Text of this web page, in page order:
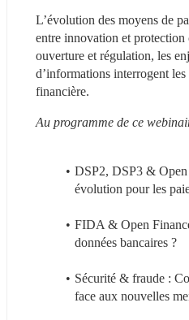
L’évolution des moyens de
entre innovation et protection
ouverture et régulation, les
d’informations interrogent
financière.
Au programme de ce
DSP2, DSP3 &
évolution pour les
FIDA & Open
données bancaires ?
Sécurité & fraude :
face aux nouvelles